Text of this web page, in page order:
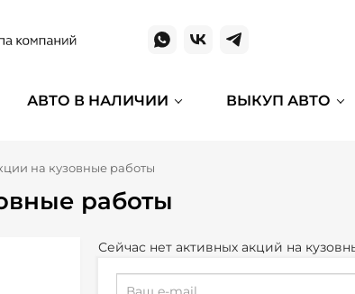
АВТО В НАЛИЧИИ ВЫКУП АВТО
на кузовные работы
работы
Сейчас нет активных акций на